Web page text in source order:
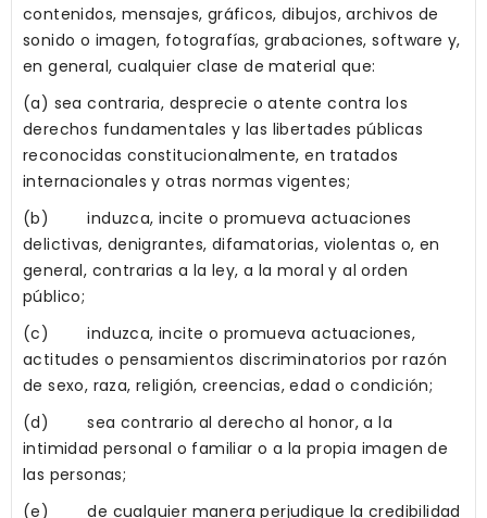
contenidos, mensajes, gráficos, dibujos, archivos de
sonido o imagen, fotografías, grabaciones, software y,
en general, cualquier clase de material que:
(a) sea contraria, desprecie o atente contra los
derechos fundamentales y las libertades públicas
reconocidas constitucionalmente, en tratados
internacionales y otras normas vigentes;
(b) induzca, incite o promueva actuaciones
delictivas, denigrantes, difamatorias, violentas o, en
general, contrarias a la ley, a la moral y al orden
público;
(c) induzca, incite o promueva actuaciones,
actitudes o pensamientos discriminatorios por razón
de sexo, raza, religión, creencias, edad o condición;
(d) sea contrario al derecho al honor, a la
intimidad personal o familiar o a la propia imagen de
las personas;
(e) de cualquier manera perjudique la credibilidad